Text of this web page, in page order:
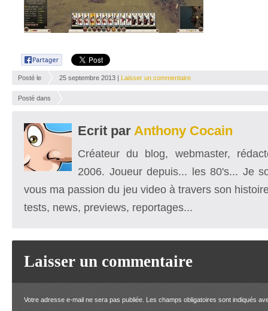
Posté le 25 septembre 2013 | Laisser un commentaire
Posté dans
Ecrit par Anthony Cocain
Créateur du blog, webmaster,
2006. Joueur depuis... les 80's... Je
vous ma passion du jeu video à travers son
tests, news, previews, reportages...
Laisser un commentaire
Votre adresse e-mail ne sera pas publiée. Les champs obligatoires sont indiqués